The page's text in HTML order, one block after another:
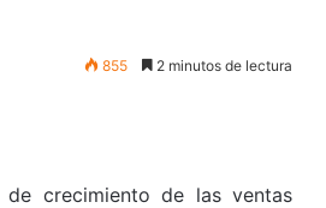
855 2 minutos de lectura
de crecimiento de las ventas